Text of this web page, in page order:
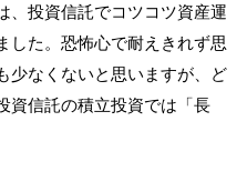
、投資信託でコツコツ資産運
した。恐怖心で耐えきれず思
少なくないと思いますが、ど
資信託の積立投資では「長